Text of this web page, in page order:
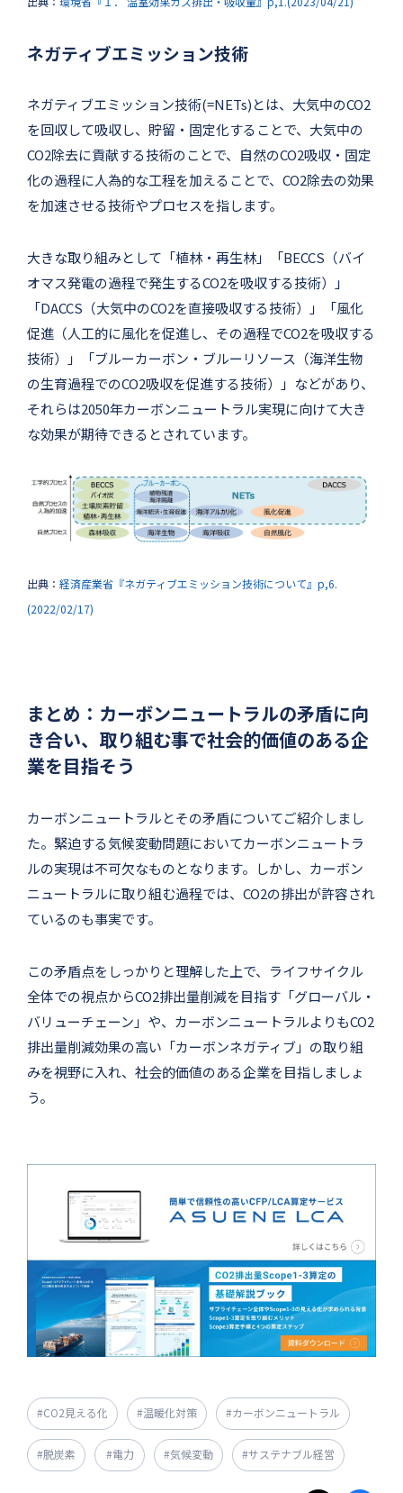
ネガティブエミッション技術
ネガティブエミッション技術(=NETs)とは、大気中のCO2
を回収して吸収し、貯留・固定化することで、大気中の
CO2除去に貢献する技術のことで、自然のCO2吸収・固定
化の過程に人為的な工程を加えることで、CO2除去の効果
を加速させる技術やプロセスを指します。
大きな取り組みとして「植林・再生林」「BECCS（バイ
オマス発電の過程で発生するCO2を吸収する技術）」
「DACCS（大気中のCO2を直接吸収する技術）」「風化
促進（人工的に風化を促進し、その過程でCO2を吸収する
技術）」「ブルーカーボン・ブルーリソース（海洋生物
の生育過程でのCO2吸収を促進する技術）」などがあり、
それらは2050年カーボンニュートラル実現に向けて大き
な効果が期待できるとされています。
出典： 経済産業省『ネガティブエミッション技術について』p,6.
(2022/02/17)
まとめ：カーボンニュートラルの矛盾に向
き合い、取り組む事で社会的価値のある企
業を目指そう
カーボンニュートラルとその矛盾についてご紹介しまし
た。緊迫する気候変動問題においてカーボンニュートラ
ルの実現は不可欠なものとなります。しかし、カーボン
ニュートラルに取り組む過程では、CO2の排出が許容され
ているのも事実です。
この矛盾点をしっかりと理解した上で、ライフサイクル
全体での視点からCO2排出量削減を目指す「グローバル・
バリューチェーン」や、カーボンニュートラルよりもCO2
排出量削減効果の高い「カーボンネガティブ」の取り組
みを視野に入れ、社会的価値のある企業を目指しましょ
う。
#CO2見える化 #温暖化対策 #カーボンニュートラル
#脱炭素 #電力 #気候変動 #サステナブル経営